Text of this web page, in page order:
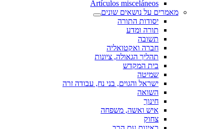
Artículos misceláneos
מאמרים על נושאים שונים
יסודות התורה
תורה ומדע
תשובה
חברה ואקטואליה
תהליך הגאולה, ציונות
בית המקדש
שמיטה
ישראל והגוים, בני נח, עבודה זרה
השואה
חינוך
איש ואשה, משפחה
צחוק